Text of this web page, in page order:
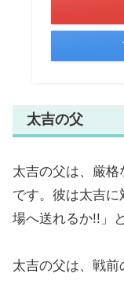
太吉の父
太吉の父は、厳
です。彼は太吉
場へ送れるか!!」
太吉の父は、戦